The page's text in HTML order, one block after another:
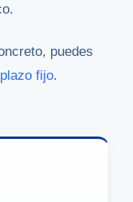
puedes
fijo.